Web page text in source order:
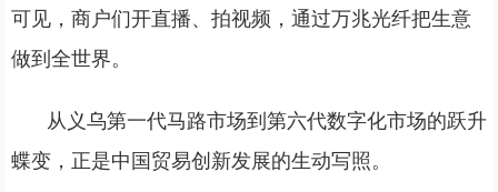
可见，商户们开直播、拍视频，通过万兆光纤把生意
做到全世界。
从义乌第一代马路市场到第六代数字化市场的跃升
蝶变，正是中国贸易创新发展的生动写照。